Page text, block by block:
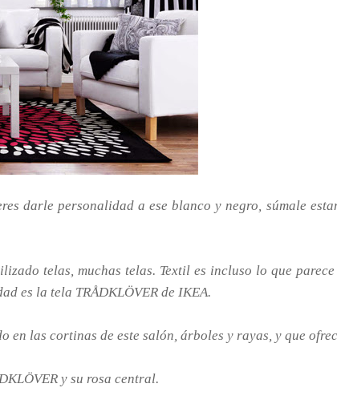
darle personalidad a ese blanco y negro, súmale
telas, muchas telas. Textil es incluso lo que
es la tela TRÅDKLÖVER de IKEA.
las cortinas de este salón, árboles y rayas, y que
y su rosa central.